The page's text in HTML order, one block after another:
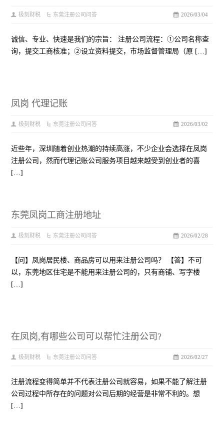
2026/03/04
极刻财税 东莞注册公司问答
诚信、专业、快速是我们的宗旨： 注册公司流程：①公司名称查
询，提交工商核准；②设立资料提交，市场监督管理局（原 […]
凤岗 代理记账
2026/03/02
极刻财税 东莞注册公司问答
近些年，深圳随着创业热潮的持续高涨，不少企业会选择在凤岗
注册公司，然而代理记账公司服务项目越来越受到创业者的喜
[…]
东莞凤岗工商注册地址
2026/02/28
极刻财税 东莞注册公司问答
【问】凤岗居民楼、商品房可以用来注册公司吗？ 【答】不可
以，东莞地区住宅是不能用来注册公司的，只有商铺、写字楼
[…]
在凤岗,有哪些公司可以帮忙注册公司?
2026/02/27
极刻财税 东莞注册公司问答
注册流程变得简单并不代表注册公司就容易，如果不能了解注册
公司过程中所存在的问题对公司后期的经营是非常不利的。想
[…]